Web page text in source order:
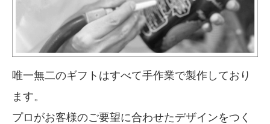
唯一無二のギフトはすべて手作業で製作しており
ます。
プロがお客様のご要望に合わせたデザインをつく